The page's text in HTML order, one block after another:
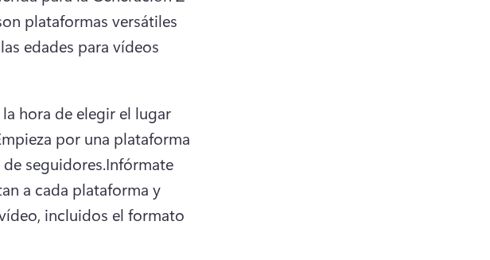
plataformas versátiles
edades para vídeos
hora de elegir el lugar
por una plataforma
seguidores.Infórmate
a cada plataforma y
incluidos el formato